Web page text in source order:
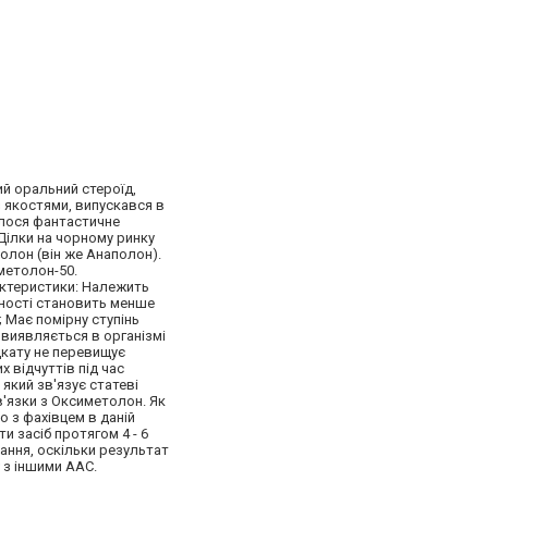
оральний стероїд,
випускався в
фантастичне
на чорному ринку
(він же Анаполон).
50.
Належить
становить менше
помірну ступінь
в організмі
не перевищує
під час
зв'язує статеві
з Оксиметолон. Як
з фахівцем в даній
засіб протягом 4 - 6
оскільки результат
з іншими ААС.